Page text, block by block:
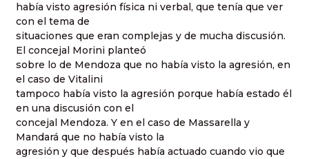
había visto agresión física ni verbal, que tenía que ver
con el tema de
situaciones que eran complejas y de mucha discusión.
El concejal Morini planteó
sobre lo de Mendoza que no había visto la agresión, en
el caso de Vitalini
tampoco había visto la agresión porque había estado él
en una discusión con el
concejal Mendoza. Y en el caso de Massarella y
Mandará que no había visto la
agresión y que después había actuado cuando vio que